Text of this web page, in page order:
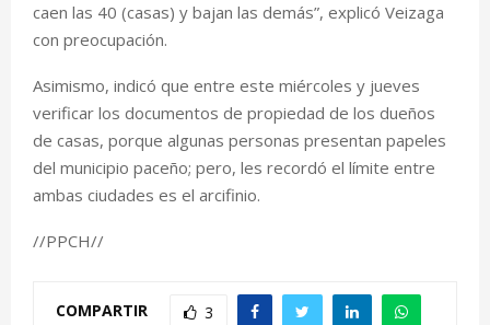
caen las 40 (casas) y bajan las demás”, explicó Veizaga
con preocupación.
Asimismo, indicó que entre este miércoles y jueves
verificar los documentos de propiedad de los dueños
de casas, porque algunas personas presentan papeles
del municipio paceño; pero, les recordó el límite entre
ambas ciudades es el arcifinio.
//PPCH//
COMPARTIR 3